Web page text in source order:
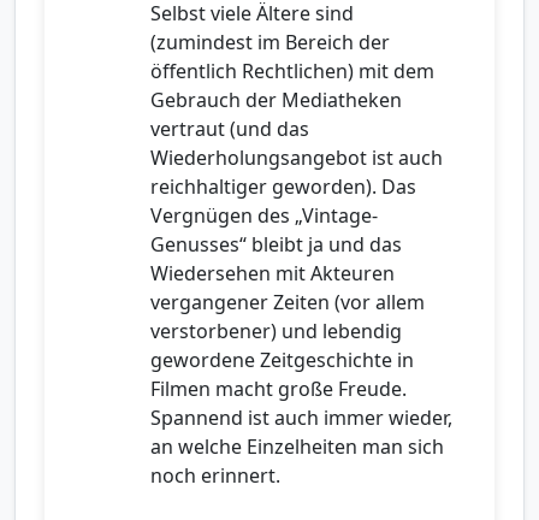
Selbst viele Ältere sind
(zumindest im Bereich der
öffentlich Rechtlichen) mit dem
Gebrauch der Mediatheken
vertraut (und das
Wiederholungsangebot ist auch
reichhaltiger geworden). Das
Vergnügen des „Vintage-
Genusses“ bleibt ja und das
Wiedersehen mit Akteuren
vergangener Zeiten (vor allem
verstorbener) und lebendig
gewordene Zeitgeschichte in
Filmen macht große Freude.
Spannend ist auch immer wieder,
an welche Einzelheiten man sich
noch erinnert.